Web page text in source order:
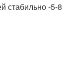
стабильно -5-8